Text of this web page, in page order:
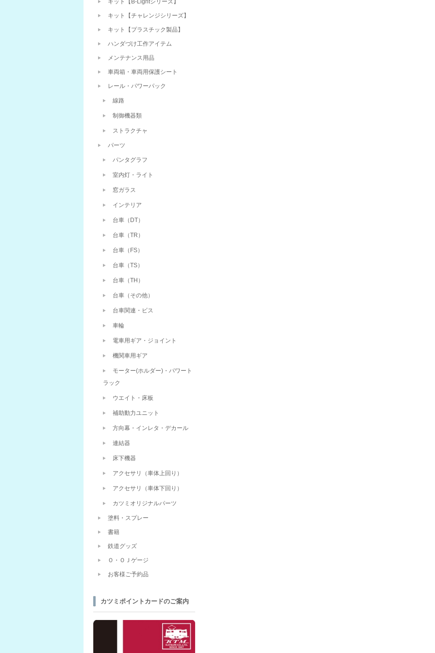
キット【B-Lightシリーズ】
キット【チャレンジシリーズ】
キット【プラスチック製品】
ハンダづけ工作アイテム
メンテナンス用品
車両箱・車両用保護シート
レール・パワーパック
線路
制御機器類
ストラクチャ
パーツ
パンタグラフ
室内灯・ライト
窓ガラス
インテリア
台車（DT）
台車（TR）
台車（FS）
台車（TS）
台車（TH）
台車（その他）
台車関連・ビス
車輪
電車用ギア・ジョイント
機関車用ギア
モーター(ホルダー)・パワート
ラック
ウエイト・床板
補助動力ユニット
方向幕・インレタ・デカール
連結器
床下機器
アクセサリ（車体上回り）
アクセサリ（車体下回り）
カツミオリジナルパーツ
塗料・スプレー
書籍
鉄道グッズ
Ｏ・ＯＪゲージ
お客様ご予約品
カツミポイントカードのご案内